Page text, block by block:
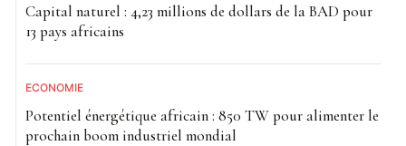
Capital naturel : 4,23 millions de dollars de la BAD pour
13 pays africains
ECONOMIE
Potentiel énergétique africain : 850 TW pour alimenter le
prochain boom industriel mondial